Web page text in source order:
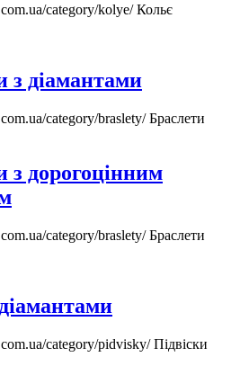
category/kolye/Кольє
з діамантами
category/braslety/Браслети
з дорогоцінним
category/braslety/Браслети
category/pidvisky/Підвіски